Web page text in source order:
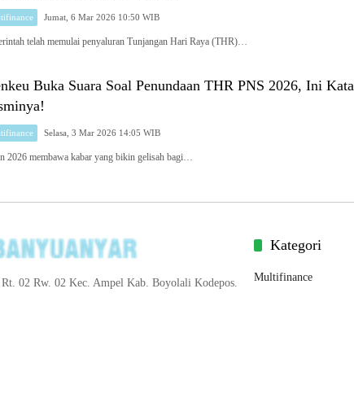
Jumat, 6 Mar 2026 10:50 WIB
telah memulai penyaluran Tunjangan Hari Raya (THR)…
Buka Suara Soal Penundaan THR PNS 2026, Ini Kata
Selasa, 3 Mar 2026 14:05 WIB
2026 membawa kabar yang bikin gelisah bagi…
02 Rw. 02 Kec. Ampel Kab. Boyolali Kodepos.
Kategori
Multifinance